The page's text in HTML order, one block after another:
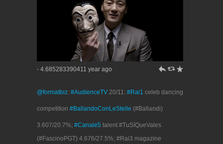
- 4.685283390411 year ago h J R
@formatbiz: #AudienceTV 20/11: #Rai1 celeb dancing
competition #BallandoConLeStelle (#Ballandi)
3.607/20.7%; #Canale5 talent #TuSíQueVales
(#FascinoPGT) 4.676/27.5%; #Rai3 magazine